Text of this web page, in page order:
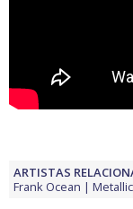
ARTISTAS
Frank Ocean